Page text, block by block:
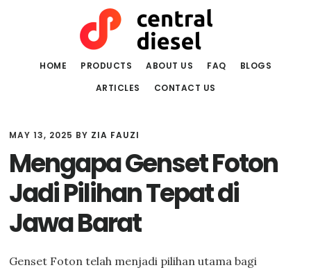
HOME PRODUCTS ABOUT US FAQ
BLOGS
ARTICLES
CONTACT US
MAY 13, 2025 BY ZIA FAUZI
Mengapa Genset Foton
Jadi Pilihan Tepat di
Jawa Barat
Genset Foton telah menjadi pilihan utama bagi